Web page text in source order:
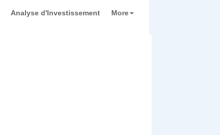
Analyse d'Investissement More